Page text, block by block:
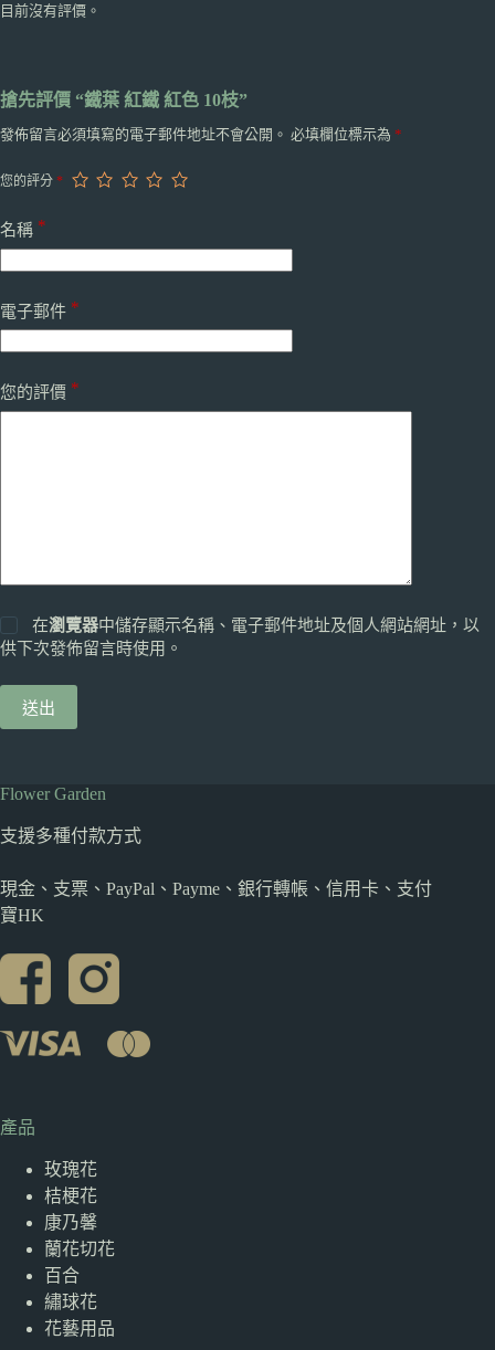
目前沒有評價。
搶先評價 “鐵葉 紅鐵 紅色 10枝”
發佈留言必須填寫的電子郵件地址不會公開。 必填欄位標示為 *
您的評分 *
名稱 *
電子郵件 *
您的評價 *
在瀏覽器中儲存顯示名稱、電子郵件地址及個人網站網址，以
供下次發佈留言時使用。
送出
Flower Garden
支援多種付款方式
現金、支票、PayPal、Payme、銀行轉帳、信用卡、支付
寶HK
產品
玫瑰花
桔梗花
康乃馨
蘭花切花
百合
繡球花
花藝用品